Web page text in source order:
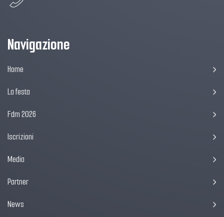
Navigazione
Home
La festa
Fdm 2026
Iscrizioni
Media
Partner
News